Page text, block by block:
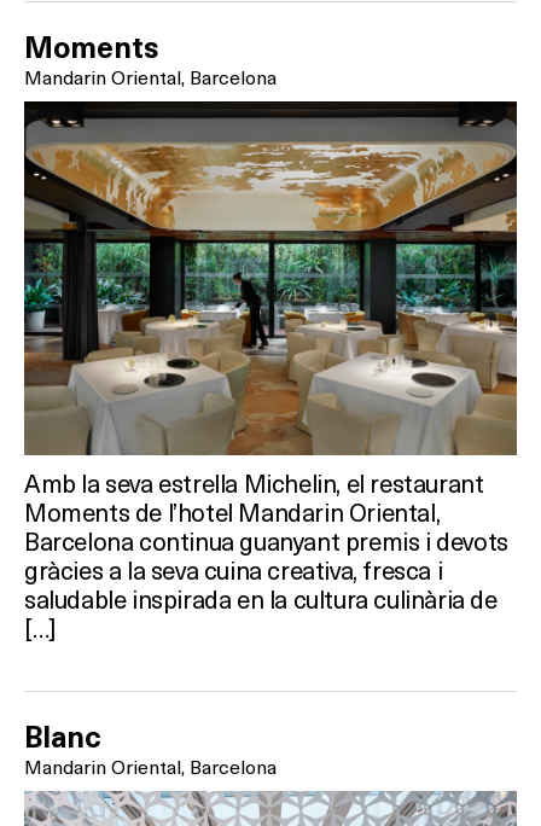
Moments
Mandarin Oriental, Barcelona
Amb la seva estrella Michelin, el restaurant
Moments de l’hotel Mandarin Oriental,
Barcelona continua guanyant premis i devots
gràcies a la seva cuina creativa, fresca i
saludable inspirada en la cultura culinària de
[…]
Blanc
Mandarin Oriental, Barcelona